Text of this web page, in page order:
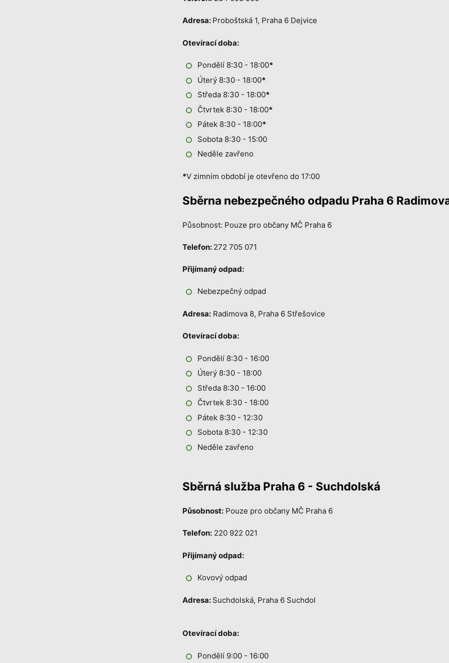
Adresa: Proboštská 1, Praha 6 Dejvice
Otevírací doba:
Pondělí 8:30 - 18:00*
Úterý 8:30 - 18:00*
Středa 8:30 - 18:00*
Čtvrtek 8:30 - 18:00*
Pátek 8:30 - 18:00*
Sobota 8:30 - 15:00
Neděle zavřeno
*V zimním období je otevřeno do 17:00
Sběrna nebezpečného odpadu Praha 6
Působnost: Pouze pro občany MČ Praha 6
Telefon: 272 705 071
Přijímaný odpad:
Nebezpečný odpad
Adresa:Radimova 8, Praha 6 Střešovice
Otevírací doba:
Pondělí 8:30 - 16:00
Úterý 8:30 - 18:00
Středa 8:30 - 16:00
Čtvrtek 8:30 - 18:00
Pátek 8:30 - 12:30
Sobota 8:30 - 12:30
Neděle zavřeno
Sběrná služba Praha 6 - Suchdolská
Působnost:Pouze pro občany MČ Praha 6
Telefon:220 922 021
Přijímaný odpad:
Kovový odpad
Adresa: Suchdolská, Praha 6 Suchdol
Otevírací doba:
Pondělí 9:00 - 16:00